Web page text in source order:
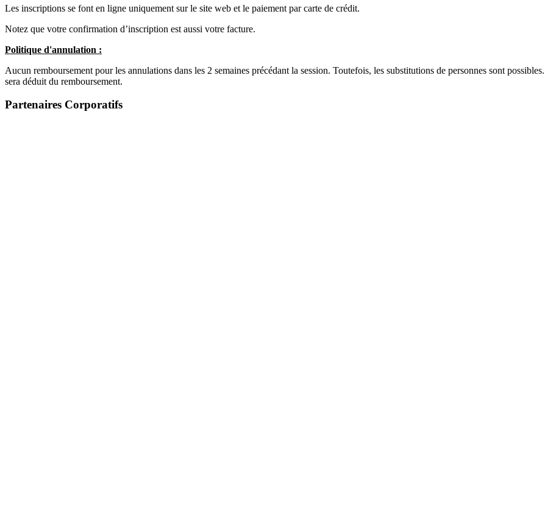
Les inscriptions se font en ligne uniquement sur le site web et le paiement par carte de crédit.
Notez que votre confirmation d’inscription est aussi votre facture.
Politique d'annulation :
Aucun remboursement pour les annulations dans les 2 semaines précédant la session. Toutefois, les substitutions de personnes sont
sera déduit du remboursement.
Partenaires Corporatifs